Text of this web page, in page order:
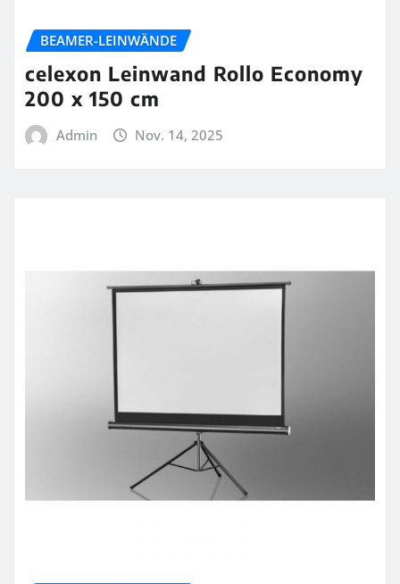
BEAMER-LEINWÄNDE
celexon Leinwand Rollo Economy
200 x 150 cm
Admin Nov. 14, 2025